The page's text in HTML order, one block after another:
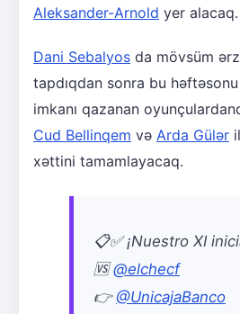
Aleksander-Arnold yer alacaq.
Dani Sebalyos da mövsüm
tapdıqdan sonra bu
imkanı qazanan
Cud Bellinqem və Arda Gülər
xəttini tamamlayacaq.
📋✅ ¡Nuestro XI
🆚@elchecf
👉 @UnicajaBanco